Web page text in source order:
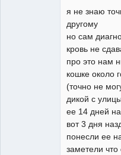
я не знаю
другому
но сам
кровь не
про это нам
кошке около
(точно не
дикой с
ее 14 дней
вот 3 дня
понесли ее
заметели что